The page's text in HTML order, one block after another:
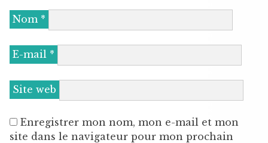
Nom *
E-mail *
Site web
Enregistrer mon nom, mon e-mail et mon
site dans le navigateur pour mon prochain